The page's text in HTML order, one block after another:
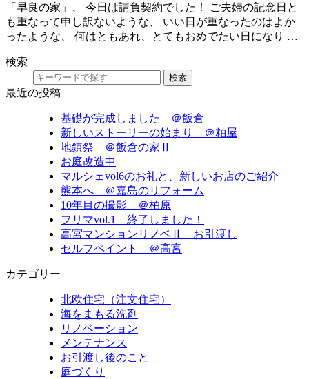
「早良の家」、 今日は請負契約でした！ ご夫婦の記念日と
も重なって申し訳ないような、 いい日が重なったのはよか
ったような、 何はともあれ、とてもおめでたい日になり …
検索
検索
最近の投稿
基礎が完成しました ＠飯倉
新しいストーリーの始まり ＠粕屋
地鎮祭 ＠飯倉の家Ⅱ
お庭改造中
マルシェvol6のお礼と、新しいお店のご紹介
熊本へ ＠嘉島のリフォーム
10年目の撮影 ＠柏原
フリマvol.1 終了しました！
高宮マンションリノベⅡ お引渡し
セルフペイント ＠高宮
カテゴリー
北欧住宅（注文住宅）
海をまもる洗剤
リノベーション
メンテナンス
お引渡し後のこと
庭づくり